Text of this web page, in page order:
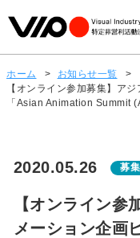
ホーム > お知らせ一覧
>
【オンライン参加募集】ア
「Asian Animation Summit
2020.05.26 募
【オンライン参
メーション企画